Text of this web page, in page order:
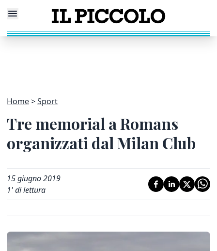
Home Sport
Tre memorial a Romans
organizzati dal Milan Club
15 giugno 2019
1' di lettura